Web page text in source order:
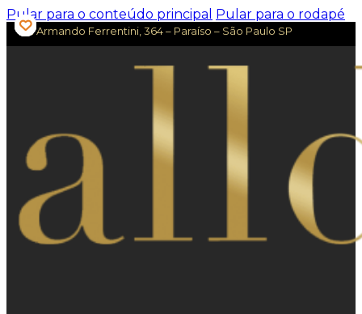
Pular para o conteúdo principal Pular para o rodapé
Av. Armando Ferrentini, 364 – Paraíso – São Paulo SP